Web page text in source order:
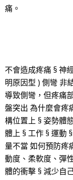
痛。
不會造成疼痛 § 神
明原因型 ) 側彎 非
導致側彎，但疼痛
盤突出 為什麼會疼
構位置上 § 姿勢體
體上 § 工作 § 運動
量不當 如何預防疼
動度、柔軟度、彈
體的衝擊 § 減少自